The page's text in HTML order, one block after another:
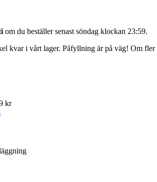
om du beställer senast söndag klockan 23:59.
kvar i vårt lager. Påfyllning är på väg! Om fler
kr